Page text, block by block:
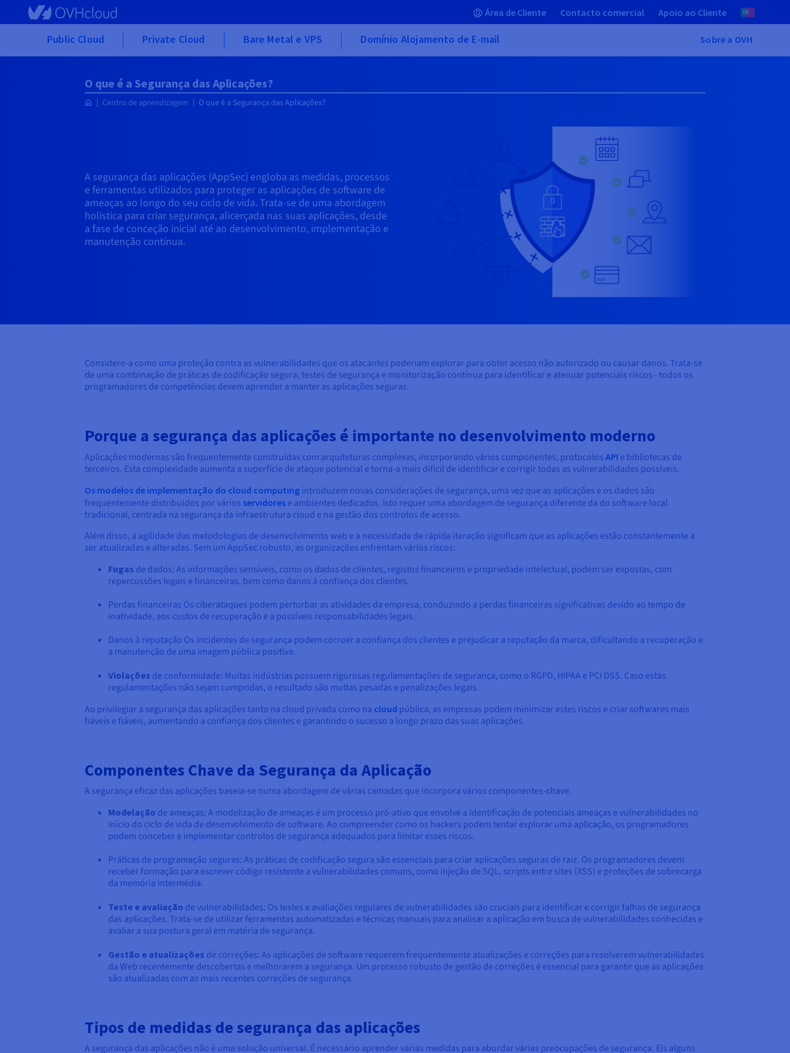
Skip to main content Área de Cliente Contacto comercial Apoio ao Cliente
Public Cloud Private Cloud Bare Metal e VPS Domínio Alojamento de E-mail Sobre a OVH
O que é a Segurança das Aplicações?
Centro de aprendizagem O que é a Segurança das Aplicações?
A segurança das aplicações (AppSec) engloba as medidas, processos
e ferramentas utilizados para proteger as aplicações de software de
ameaças ao longo do seu ciclo de vida. Trata-se de uma abordagem
holística para criar segurança, alicerçada nas suas aplicações, desde
a fase de conceção inicial até ao desenvolvimento, implementação e
manutenção contínua.
Considere-a como uma proteção contra as vulnerabilidades que os atacantes poderiam explorar para obter acesso não autorizado ou causar danos. Trata-se
de uma combinação de práticas de codificação segura, testes de segurança e monitorização contínua para identificar e atenuar potenciais riscos - todos os
programadores de competências devem aprender a manter as aplicações seguras.
Porque a segurança das aplicações é importante no desenvolvimento moderno
Aplicações modernas são frequentemente construídas com arquiteturas complexas, incorporando vários componentes, protocolos API e bibliotecas de
terceiros. Esta complexidade aumenta a superfície de ataque potencial e torna-a mais difícil de identificar e corrigir todas as vulnerabilidades possíveis.
Os modelos de implementação do cloud computing introduzem novas considerações de segurança, uma vez que as aplicações e os dados são
frequentemente distribuídos por vários servidores e ambientes dedicados. Isto requer uma abordagem de segurança diferente da do software local
tradicional, centrada na segurança da infraestrutura cloud e na gestão dos controlos de acesso.
Além disso, a agilidade das metodologias de desenvolvimento web e a necessidade de rápida iteração significam que as aplicações estão constantemente a
ser atualizadas e alteradas. Sem um AppSec robusto, as organizações enfrentam vários riscos:
Fugas de dados: As informações sensíveis, como os dados de clientes, registos financeiros e propriedade intelectual, podem ser expostas, com
repercussões legais e financeiras, bem como danos à confiança dos clientes.
Perdas financeiras Os ciberataques podem perturbar as atividades da empresa, conduzindo a perdas financeiras significativas devido ao tempo de
inatividade, aos custos de recuperação e a possíveis responsabilidades legais.
Danos à reputação Os incidentes de segurança podem corroer a confiança dos clientes e prejudicar a reputação da marca, dificultando a recuperação e
a manutenção de uma imagem pública positiva.
Violações de conformidade: Muitas indústrias possuem rigorosas regulamentações de segurança, como o RGPD, HIPAA e PCI DSS. Caso estas
regulamentações não sejam cumpridas, o resultado são multas pesadas e penalizações legais.
Ao privilegiar a segurança das aplicações tanto na cloud privada como na cloud pública, as empresas podem minimizar estes riscos e criar softwares mais
fiáveis e fiáveis, aumentando a confiança dos clientes e garantindo o sucesso a longo prazo das suas aplicações.
Componentes Chave da Segurança da Aplicação
A segurança eficaz das aplicações baseia-se numa abordagem de várias camadas que incorpora vários componentes-chave.
Modelação de ameaças: A modelização de ameaças é um processo pró-ativo que envolve a identificação de potenciais ameaças e vulnerabilidades no
início do ciclo de vida de desenvolvimento de software. Ao compreender como os hackers podem tentar explorar uma aplicação, os programadores
podem conceber e implementar controlos de segurança adequados para limitar esses riscos.
Práticas de programação seguras: As práticas de codificação segura são essenciais para criar aplicações seguras de raiz. Os programadores devem
receber formação para escrever código resistente a vulnerabilidades comuns, como injeção de SQL, scripts entre sites (XSS) e proteções de sobrecarga
da memória intermédia.
Teste e avaliação de vulnerabilidades: Os testes e avaliações regulares de vulnerabilidades são cruciais para identificar e corrigir falhas de segurança
das aplicações. Trata-se de utilizar ferramentas automatizadas e técnicas manuais para analisar a aplicação em busca de vulnerabilidades conhecidas e
avaliar a sua postura geral em matéria de segurança.
Gestão e atualizações de correções: As aplicações de software requerem frequentemente atualizações e correções para resolverem vulnerabilidades
da Web recentemente descobertas e melhorarem a segurança. Um processo robusto de gestão de correções é essencial para garantir que as aplicações
são atualizadas com as mais recentes correções de segurança.
Tipos de medidas de segurança das aplicações
A segurança das aplicações não é uma solução universal. É necessário aprender várias medidas para abordar várias preocupações de segurança. Eis alguns